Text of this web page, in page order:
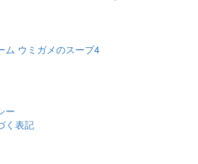
ム ウミガメのスープ4
ー
く表記